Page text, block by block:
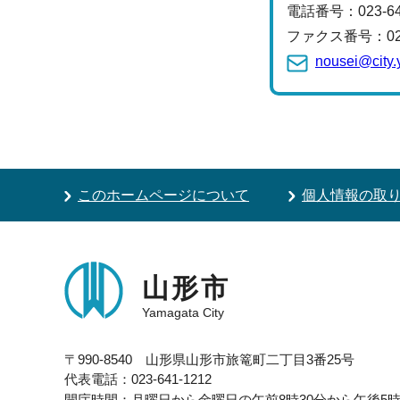
電話番号： 023-
ファクス番号：
このホームページについて 個人情報の取
山形市
Yamagata City
〒990-8540 山形県山形市旅篭町二丁目3番25号
代表電話：023-641-1212